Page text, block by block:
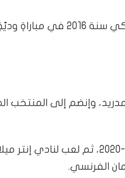
كانت المباراة الأولى لأشرف مع النادي
وإنضم إلى المنتخب